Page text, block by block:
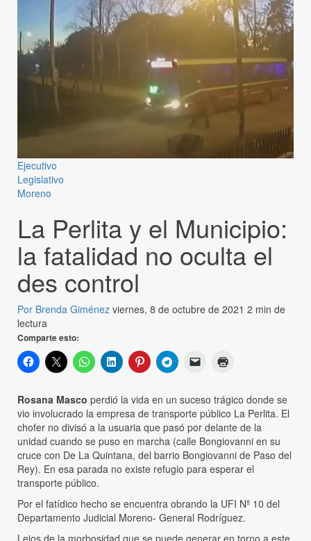
Ejecutivo
Legislativo
Moreno
La Perlita y el Municipio:
la fatalidad no oculta el
des control
Por Brenda Giménez viernes, 8 de octubre de 2021 2 min de
lectura
Comparte esto:
Rosana Masco perdió la vida en un suceso trágico donde se
vio involucrado la empresa de transporte público La Perlita. El
chofer no divisó a la usuaria que pasó por delante de la
unidad cuando se puso en marcha (calle Bongiovanni en su
cruce con De La Quintana, del barrio Bongiovanni de Paso del
Rey). En esa parada no existe refugio para esperar el
transporte público.
Por el fatídico hecho se encuentra obrando la UFI Nº 10 del
Departamento Judicial Moreno- General Rodríguez.